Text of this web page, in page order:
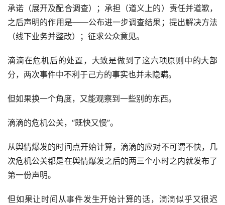
承诺（展开及配合调查）；承担（道义上的）责任并道歉，
之后声明的作用是——公布进一步调查结果；提出解决方法
（线下业务并整改）；征求公众意见。
滴滴在危机后的处置，大致是做到了这六项原则中的大部
分，两次事件中不利于己方的事实也并未隐瞒。
但如果换一个角度，又能观察到一些别的东西。
滴滴的危机公关，“既快又慢”。
从舆情爆发的时间点开始计算，滴滴的应对不可谓不快，几
次危机公关都是在舆情爆发之后的两三个小时之内就发布了
第一份声明。
但如果让时间从事件发生开始计算的话，滴滴似乎又很迟